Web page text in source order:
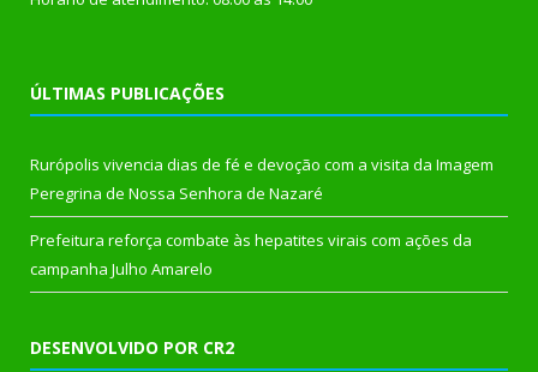
ÚLTIMAS PUBLICAÇÕES
Rurópolis vivencia dias de fé e devoção com a visita da Imagem
Peregrina de Nossa Senhora de Nazaré
Prefeitura reforça combate às hepatites virais com ações da
campanha Julho Amarelo
DESENVOLVIDO POR CR2